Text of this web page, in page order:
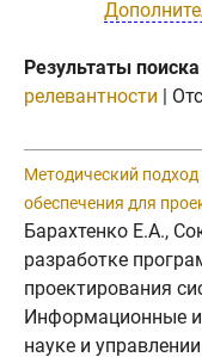
Результаты поиска
релевантности |
Методический
обеспечения для
Барахтенко Е.А.,
разработке
проектирования
Информационные и
науке и